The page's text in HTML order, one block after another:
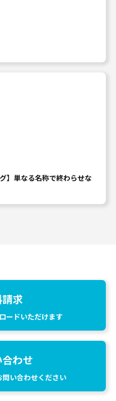
】単なる名称で終わらせな
求
ードいただけます
わせ
い合わせください